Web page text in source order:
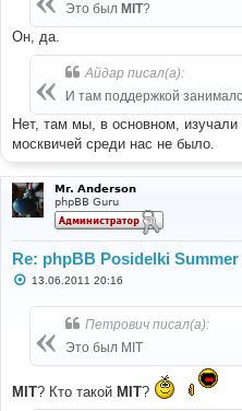
и
е
Это был MIT?
Он, да.
Айдар писал(а):
И там поддержкой
Нет, там мы, в основном,
москвичей среди нас не было.
Mr. Anderson
phpBB Guru
Re: phpBB Posidelki
С13.06.2011 20:16
Петрович писал(а):
Это был MIT
MIT? Кто такой MIT?